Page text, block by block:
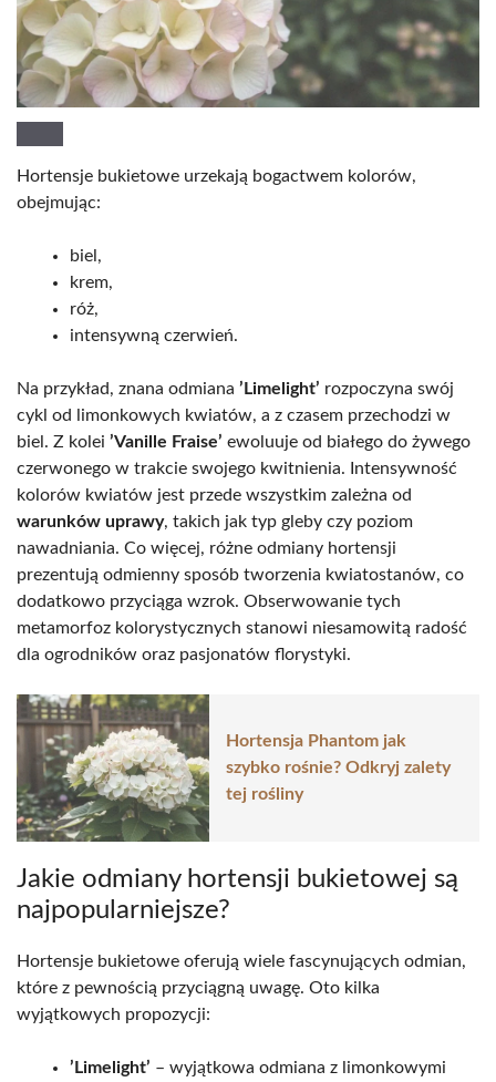
Hortensje bukietowe urzekają bogactwem kolorów,
obejmując:
biel,
krem,
róż,
intensywną czerwień.
Na przykład, znana odmiana ’Limelight’ rozpoczyna swój
cykl od limonkowych kwiatów, a z czasem przechodzi w
biel. Z kolei ’Vanille Fraise’ ewoluuje od białego do żywego
czerwonego w trakcie swojego kwitnienia. Intensywność
kolorów kwiatów jest przede wszystkim zależna od
warunków uprawy, takich jak typ gleby czy poziom
nawadniania. Co więcej, różne odmiany hortensji
prezentują odmienny sposób tworzenia kwiatostanów, co
dodatkowo przyciąga wzrok. Obserwowanie tych
metamorfoz kolorystycznych stanowi niesamowitą radość
dla ogrodników oraz pasjonatów florystyki.
Hortensja Phantom jak
szybko rośnie? Odkryj zalety
tej rośliny
Jakie odmiany hortensji bukietowej są
najpopularniejsze?
Hortensje bukietowe oferują wiele fascynujących odmian,
które z pewnością przyciągną uwagę. Oto kilka
wyjątkowych propozycji:
’Limelight’ – wyjątkowa odmiana z limonkowymi